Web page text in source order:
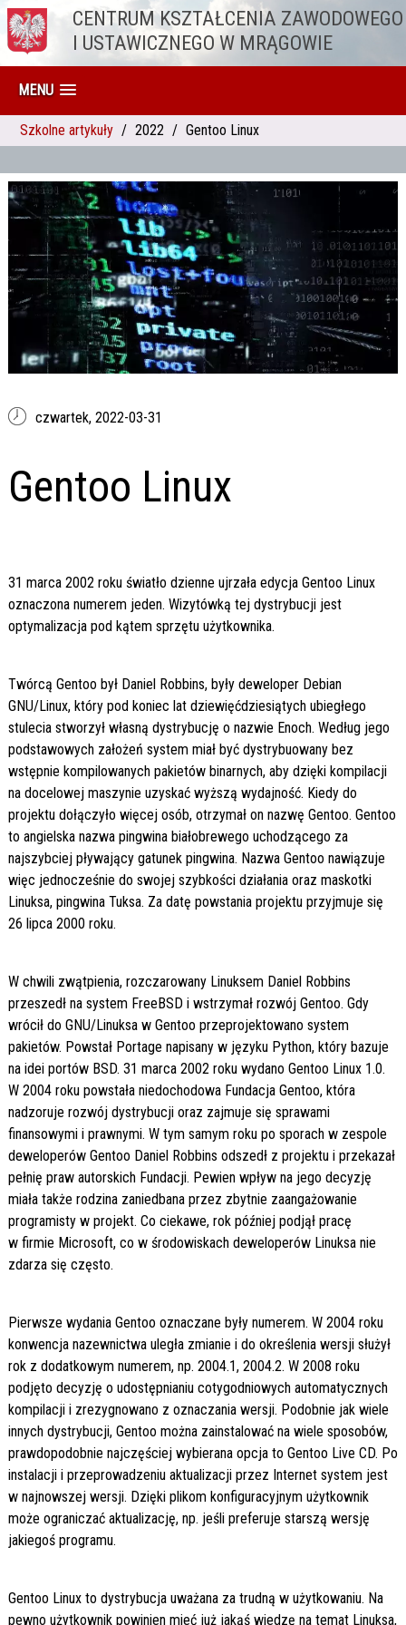
Przejdź do treściCENTRUM KSZTAŁCENIA ZAWODOWEGO
I USTAWICZNEGO W MRĄGOWIE
MENU
Szkolne artykuły 2022 Gentoo Linux
czwartek, 2022-03-31
Gentoo Linux
31 marca 2002 roku światło dzienne ujrzała edycja Gentoo Linux
oznaczona numerem jeden. Wizytówką tej dystrybucji jest
optymalizacja pod kątem sprzętu użytkownika.
Twórcą Gentoo był Daniel Robbins, były deweloper Debian
GNU/Linux, który pod koniec lat dziewięćdziesiątych ubiegłego
stulecia stworzył własną dystrybucję o nazwie Enoch. Według jego
podstawowych założeń system miał być dystrybuowany bez
wstępnie kompilowanych pakietów binarnych, aby dzięki kompilacji
na docelowej maszynie uzyskać wyższą wydajność. Kiedy do
projektu dołączyło więcej osób, otrzymał on nazwę Gentoo. Gentoo
to angielska nazwa pingwina białobrewego uchodzącego za
najszybciej pływający gatunek pingwina. Nazwa Gentoo nawiązuje
więc jednocześnie do swojej szybkości działania oraz maskotki
Linuksa, pingwina Tuksa. Za datę powstania projektu przyjmuje się
26 lipca 2000 roku.
W chwili zwątpienia, rozczarowany Linuksem Daniel Robbins
przeszedł na system FreeBSD i wstrzymał rozwój Gentoo. Gdy
wrócił do GNU/Linuksa w Gentoo przeprojektowano system
pakietów. Powstał Portage napisany w języku Python, który bazuje
na idei portów BSD. 31 marca 2002 roku wydano Gentoo Linux 1.0.
W 2004 roku powstała niedochodowa Fundacja Gentoo, która
nadzoruje rozwój dystrybucji oraz zajmuje się sprawami
finansowymi i prawnymi. W tym samym roku po sporach w zespole
deweloperów Gentoo Daniel Robbins odszedł z projektu i przekazał
pełnię praw autorskich Fundacji. Pewien wpływ na jego decyzję
miała także rodzina zaniedbana przez zbytnie zaangażowanie
programisty w projekt. Co ciekawe, rok później podjął pracę
w firmie Microsoft, co w środowiskach deweloperów Linuksa nie
zdarza się często.
Pierwsze wydania Gentoo oznaczane były numerem. W 2004 roku
konwencja nazewnictwa uległa zmianie i do określenia wersji służył
rok z dodatkowym numerem, np. 2004.1, 2004.2. W 2008 roku
podjęto decyzję o udostępnianiu cotygodniowych automatycznych
kompilacji i zrezygnowano z oznaczania wersji. Podobnie jak wiele
innych dystrybucji, Gentoo można zainstalować na wiele sposobów,
prawdopodobnie najczęściej wybierana opcja to Gentoo Live CD. Po
instalacji i przeprowadzeniu aktualizacji przez Internet system jest
w najnowszej wersji. Dzięki plikom konfiguracyjnym użytkownik
może ograniczać aktualizację, np. jeśli preferuje starszą wersję
jakiegoś programu.
Gentoo Linux to dystrybucja uważana za trudną w użytkowaniu. Na
pewno użytkownik powinien mieć już jakąś wiedzę na temat Linuksa,